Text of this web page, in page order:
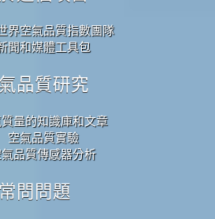
界空氣品質指數團隊
聞和媒體工具包
品質研究
量的知識庫和文章
空氣品質實驗
品質傳感器分析
常問問題